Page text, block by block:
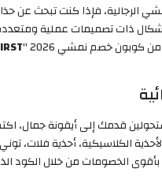
الرجالية، فإذا كنت تبحث عن
ذات تصميمات عملية
كوبون خصم نمشي 2026 "
قدمك إلى أيقونة جمال،
الأحذية الكلاسيكية، أحذية
بأقوى الخصومات من خلال الكود